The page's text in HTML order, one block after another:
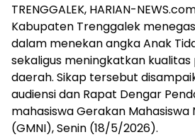
TRENGGALEK, HARIAN-
Kabupaten Trenggalek
dalam menekan angka Anak
sekaligus meningkatkan kualitas
daerah. Sikap tersebut
audiensi dan Rapat Dengar
mahasiswa Gerakan Mahasiswa
(GMNI), Senin (18/5/2026).